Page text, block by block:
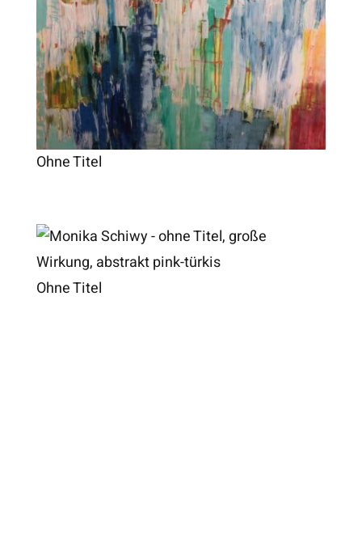
Ohne Titel
Ohne Titel